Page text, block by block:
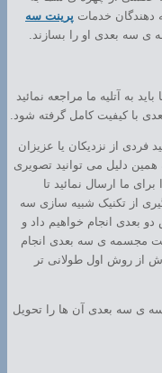
دهندگان خدمات پرینت سه
ی سه بعدی او را بسازند.
به آتلیه ما مراجعه نمائید
با کیفیت کامل گرفته شود.
از نزدیکان یا عزیزان
همین دلیل می توانید تصویری
ما ارسال نمائید تا
از تکنیک شبیه سازی سه
بعدی انجام خواهیم داد و
مجسمه ی سه بعدی انجام
از روش اول طولانی تر
ی سه بعدی آن ها را تحویل